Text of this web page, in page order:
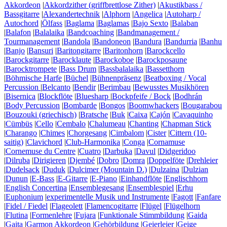
Akkordeon |Akkordzither (griffbrettlose Zither) |Akustikbass /
Bassgitarre |Alexandertechnik |Alphorn |Angelica |Autoharp /
Autochord |Ölfass |Baglama |Baglamas |Bajo Sexto |Balaban
|Balafon |Balalaika |Bandcoaching |Bandmanagement /
Tourmanagement|Bandola |Bandoneon |Bandura |Bandurria |Banhu
|Banjo |Bansuri |Baritongitarre |Baritonhorn |Barockcello
|Barockgitarre |Barocklaute |Barockoboe |Barockposaune
|Barocktrompete |Bass Drum |Bassbalalaika |Bassetthorn
|Böhmische Harfe |Büchel |Bühnenpräsenz |Beatboxing / Vocal
Percussion |Belcanto |Bendir|Berimbau |Bewusstes Musikhören
|Bisernica |Blockflöte |Bluesharp |Bockpfeife / Bock |Bodhrán
|Body Percussion |Bombarde |Bongos |Boomwhackers |Bougarabou
|Bouzouki (griechisch) |Bratsche |Buk |Caixa |Cajón |Cavaquinho
|Cümbüs |Cello |Cembalo |Chalumeau |Chanting |Chapman Stick
|Charango |Chimes |Chorgesang |Cimbalom |Cister|Cittern (10-
saitig) |Clavichord |Club-Harmonika |Conga |Cornamuse
|Cornemuse du Centre |Cuatro |Darbuka |Davul |Didgeridoo
|Dilruba |Dirigieren |Djembé |Dobro |Domra |Doppelföte |Drehleier
|Dudelsack |Duduk |Dulcimer (Mountain D.) |Dulzaina |Dulzian
|Dunun |E-Bass |E-Gitarre |E-Piano |Einhandflöte |Englischhorn
|English Concertina |Ensemblegesang |Ensemblespiel |Erhu
|Euphonium |experimentelle Musik und Instrumente |Fagott|Fanfare
|Fidel / Fiedel |Flageolett|Flamencogitarre |Flügel |Flügelhorn
|Flutina |Formenlehre |Fujara |Funktionale Stimmbildung |Gaida
|Gaita |Garmon Akkordeon |Gehörbildung |Geierleier|Geige